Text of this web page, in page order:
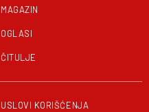
MAGAZIN
OGLASI
ČITULJE
USLOVI KORIŠĆENJA